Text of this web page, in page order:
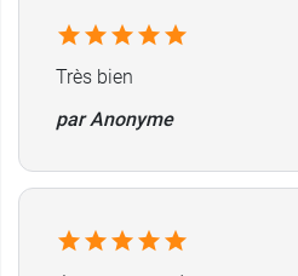
Très bien
par Anonyme